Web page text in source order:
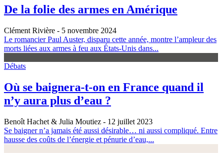
De la folie des armes en Amérique
Clément Rivière - 5 novembre 2024
Le romancier Paul Auster, disparu cette année, montre l’ampleur des
morts liées aux armes à feu aux États-Unis dans...
Débats
Où se baignera-t-on en France quand il
n’y aura plus d’eau ?
Benoît Hachet & Julia Moutiez - 12 juillet 2023
Se baigner n’a jamais été aussi désirable… ni aussi compliqué. Entre
hausse des coûts de l’énergie et pénurie d’eau,...